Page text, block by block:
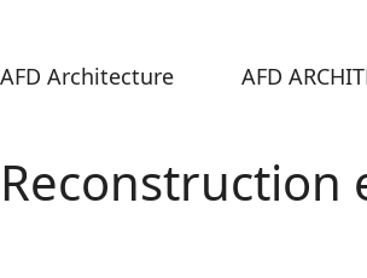
AFD Architecture AFD
Reconstruction